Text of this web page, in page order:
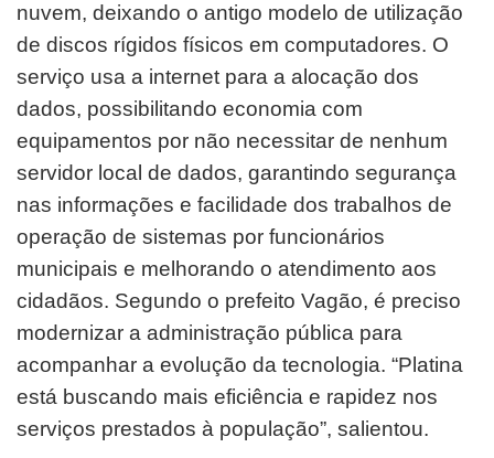
nuvem, deixando o antigo modelo de utilização
de discos rígidos físicos em computadores. O
serviço usa a internet para a alocação dos
dados, possibilitando economia com
equipamentos por não necessitar de nenhum
servidor local de dados, garantindo segurança
nas informações e facilidade dos trabalhos de
operação de sistemas por funcionários
municipais e melhorando o atendimento aos
cidadãos. Segundo o prefeito Vagão, é preciso
modernizar a administração pública para
acompanhar a evolução da tecnologia. “Platina
está buscando mais eficiência e rapidez nos
serviços prestados à população”, salientou.